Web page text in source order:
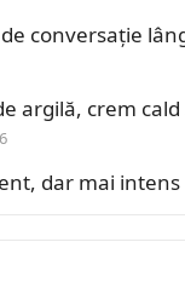
conversație
argilă, crem cald
dar mai intens